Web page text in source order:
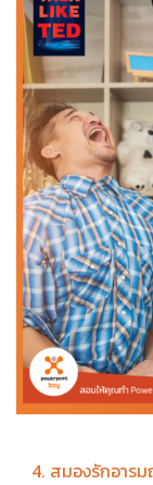
4. สมองรักอาร